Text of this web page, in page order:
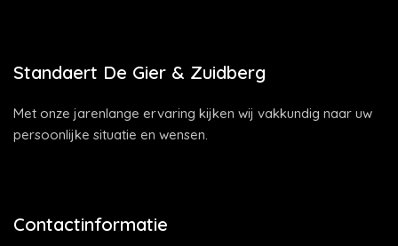
Standaert De Gier & Zuidberg
Met onze jarenlange ervaring kijken wij vakkundig naar uw
persoonlijke situatie en wensen.
Contactinformatie